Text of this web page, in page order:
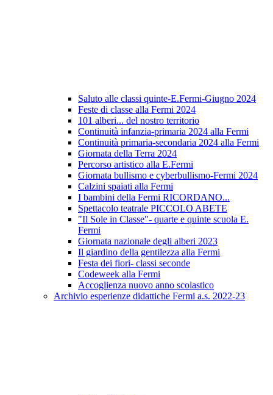
Saluto alle classi quinte-E.Fermi-Giugno 2024
Feste di classe alla Fermi 2024
101 alberi... del nostro territorio
Continuità infanzia-primaria 2024 alla Fermi
Continuità primaria-secondaria 2024 alla Fermi
Giornata della Terra 2024
Percorso artistico alla E.Fermi
Giornata bullismo e cyberbullismo-Fermi 2024
Calzini spaiati alla Fermi
I bambini della Fermi RICORDANO...
Spettacolo teatrale PICCOLO ABETE
"Il Sole in Classe"- quarte e quinte scuola E.
Fermi
Giornata nazionale degli alberi 2023
Il giardino della gentilezza alla Fermi
Festa dei fiori- classi seconde
Codeweek alla Fermi
Accoglienza nuovo anno scolastico
Archivio esperienze didattiche Fermi a.s. 2022-23